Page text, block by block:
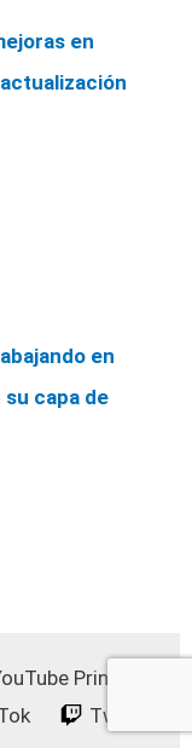
en
en
capa de
Principal
Twitch